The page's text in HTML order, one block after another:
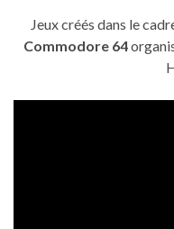
Jeux créés dans le
Commodore 64